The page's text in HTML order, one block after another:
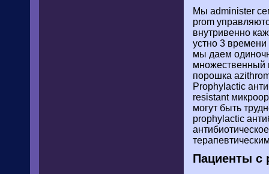
Мы administer
prom
внутривенно
устно 3
мы даем
множественный
порошка
Prophylactic
resistant
могут быть
prophylactic
Пациенты с